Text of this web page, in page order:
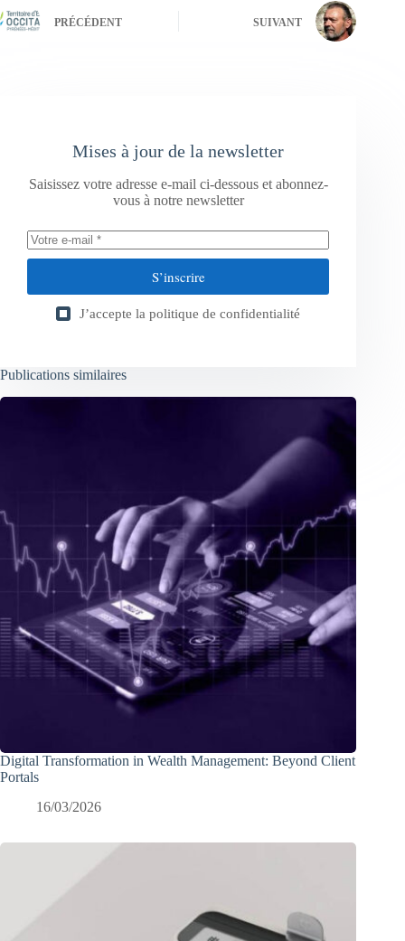
PRÉCÉDENT SUIVANT
Mises à jour de la newsletter
Saisissez votre adresse e-mail ci-dessous et abonnez-
vous à notre newsletter
S’inscrire
J’accepte la politique de confidentialité
Publications similaires
Digital Transformation in Wealth Management: Beyond Client
Portals
16/03/2026